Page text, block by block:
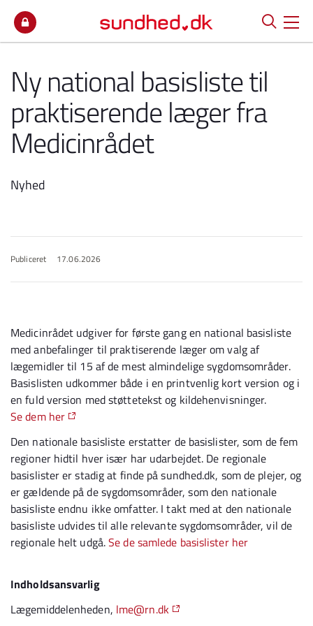
Ny national basisliste til
praktiserende læger fra
Medicinrådet
Nyhed
Publiceret 17.06.2026
Medicinrådet udgiver for første gang en national basisliste
med anbefalinger til praktiserende læger om valg af
lægemidler til 15 af de mest almindelige sygdomsområder.
Basislisten udkommer både i en printvenlig kort version og i
en fuld version med støttetekst og kildehenvisninger.
Se dem her
Den nationale basisliste erstatter de basislister, som de fem
regioner hidtil hver især har udarbejdet. De regionale
basislister er stadig at finde på sundhed.dk, som de plejer, og
er gældende på de sygdomsområder, som den nationale
basisliste endnu ikke omfatter. I takt med at den nationale
basisliste udvides til alle relevante sygdomsområder, vil de
regionale helt udgå.Se de samlede basislister her
Indholdsansvarlig
Lægemiddelenheden, lme@rn.dk